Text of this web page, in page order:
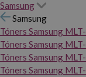
Samsung
Samsung
Tóners Samsung
Tóners Samsung
Tóners Samsung
Tóners Samsung